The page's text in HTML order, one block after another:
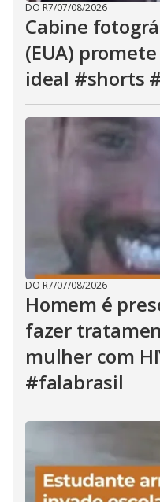
DO R7/07/08/2026
Cabine
(EUA)
ideal #shorts
DO R7/07/08/2026
Homem é
fazer
mulher com
#falabrasil